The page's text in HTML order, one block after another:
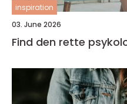
inspiration
03. June 2026
Find den rette